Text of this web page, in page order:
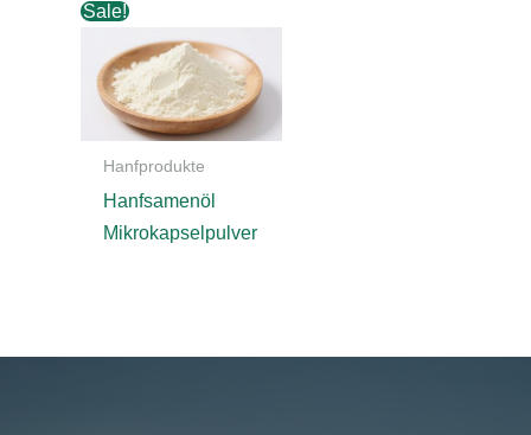
Sale!
Hanfprodukte
Hanfsamenöl
Mikrokapselpulver